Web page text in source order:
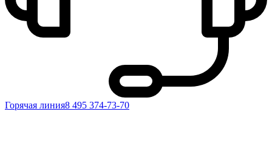
Горячая линия8 495 374-73-70